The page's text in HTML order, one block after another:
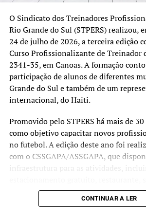
A SEGUIR UP
Campeonato Feminino de Hóquei Sub-18
em Canoas no final de semana
NÃO SE ESQUEÇA
PROMESSA NO JUDÔ: Canoense
campeonato Sub-18 em Gramado e
Polônia com a Seleção
O Sindicato dos Treinadores
Rio Grande do Sul (STPERS) realizou,
24 de julho de 2026, a terceira edição
Curso Profissionalizante de Treinador
2341-35, em Canoas. A formação
participação de alunos de diferentes
Grande do Sul e também de um
internacional, do Haiti.
Promovido pelo STPERS há mais de
como objetivo capacitar novos
no futebol. A edição deste ano foi
com o CSSGAPA/ASSGAPA, que
infraestrutura para as atividades,
utilizados nas aulas teóricas e práticas.
CONTINUAR A LER